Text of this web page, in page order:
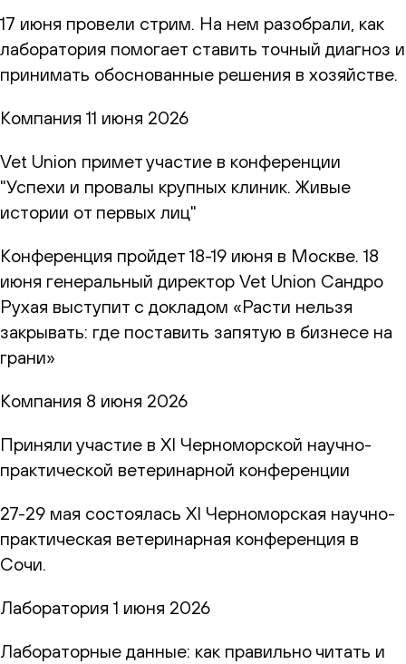
17 июня провели стрим. На нем разобрали, как
лаборатория помогает ставить точный диагноз и
принимать обоснованные решения в хозяйстве.
Компания 11 июня 2026
Vet Union примет участие в конференции
"Успехи и провалы крупных клиник. Живые
истории от первых лиц"
Конференция пройдет 18-19 июня в Москве. 18
июня генеральный директор Vet Union Сандро
Рухая выступит с докладом «Расти нельзя
закрывать: где поставить запятую в бизнесе на
грани»
Компания 8 июня 2026
Приняли участие в XI Черноморской научно-
практической ветеринарной конференции
27-29 мая состоялась XI Черноморская научно-
практическая ветеринарная конференция в
Сочи.
Лаборатория 1 июня 2026
Лабораторные данные: как правильно читать и